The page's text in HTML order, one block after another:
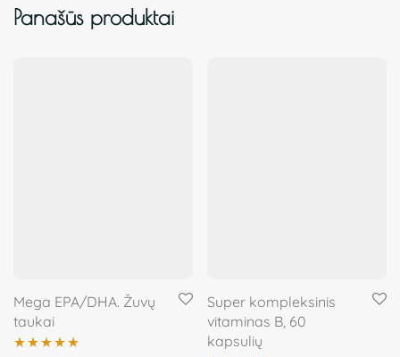
Panašūs produktai
Mega EPA/DHA. Žuvų
taukai
Super kompleksinis
vitaminas B, 60
kapsulių